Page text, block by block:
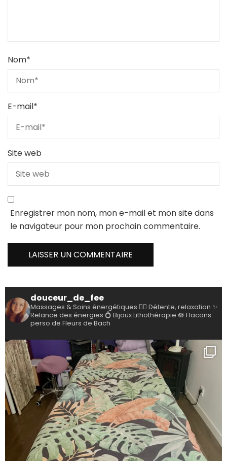
Nom*
E-mail*
Site web
Enregistrer mon nom, mon e-mail et mon site dans
le navigateur pour mon prochain commentaire.
douceur_de_fee
Massages & Soins énergétiques 💆‍♀️ Détente, relaxation ✨
Relance des énergies 💍 Bijoux Lithothérapie 🪷 Flacons
perso de Fleurs de Bach